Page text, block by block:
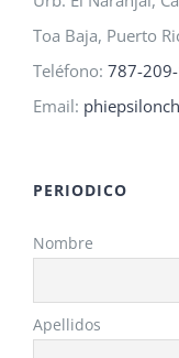
Toa Baja, Puerto
Teléfono: 787-
Email:
PERIODICO
Nombre
Apellidos